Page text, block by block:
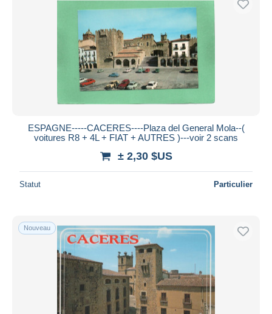
ESPAGNE-----CACERES----Plaza del General Mola--(
voitures R8 + 4L + FIAT + AUTRES )---voir 2 scans
± 2,30 $US
Statut Particulier
Nouveau